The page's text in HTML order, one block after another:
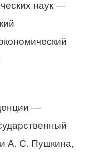
наук —
—
А. С. Пушкина,